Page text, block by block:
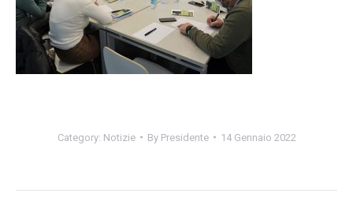
Category: Notizie By Presidente 14 Gennaio 2022